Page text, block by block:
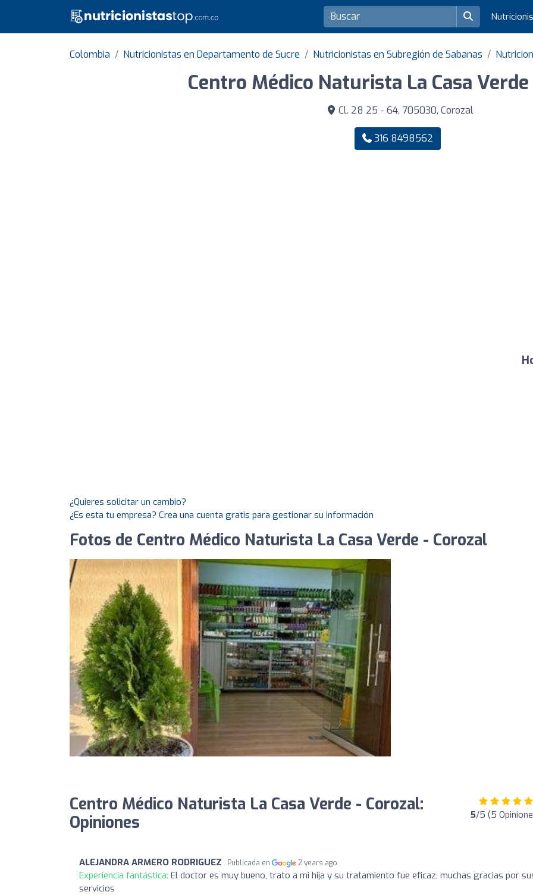
Colombia Nutricionistas en Departamento de Sucre Nutricionistas en Subregión de Sabanas
Centro Médico Naturista La Casa
Cl. 28 25 - 64, 705030, Corozal
316 8498562
¿Quieres solicitar un cambio?
¿Es esta tu empresa? Crea una cuenta gratis para gestionar su información
Fotos de Centro Médico Naturista La Casa Verde - Corozal
Centro Médico Naturista La Casa Verde - Corozal:
Opiniones
5/5 (5
ALEJANDRA ARMERO RODRIGUEZ Publicada en 2 years ago
Experiencia fantástica: El doctor es muy bueno, trato a mi hija y su tratamiento fue eficaz, muchas gracias por
servicios